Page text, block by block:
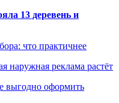
13 деревень и
что практичнее
наружная реклама растёт
выгодно оформить